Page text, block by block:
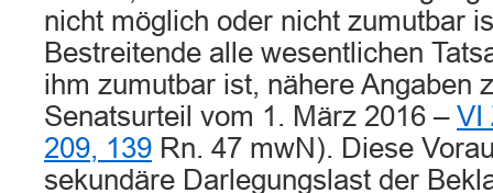
nicht möglich oder nicht zumutbar
Bestreitende alle wesentlichen
ihm zumutbar ist, nähere Angaben
Senatsurteil vom 1. März 2016 – VI
209, 139 Rn. 47 mwN). Diese
sekundäre Darlegungslast der